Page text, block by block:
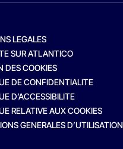
LEGALES
SUR ATLANTICO
DES COOKIES
DE CONFIDENTIALITE
D’ACCESSIBILITE
RELATIVE AUX COOKIES
GENERALES D’UTILISATION